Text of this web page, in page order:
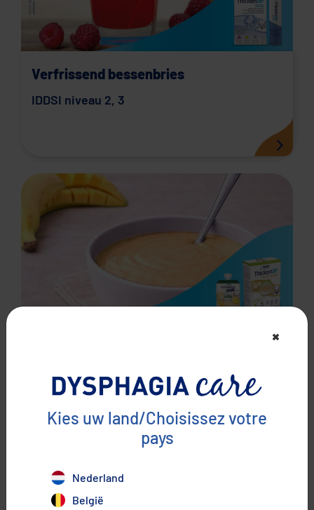
Verfrissend bessenbries
IDDSI niveau 2, 3
IDDSI niveau 3 4
×
Kies uw land/Choisissez votre
pays
Nederland
België